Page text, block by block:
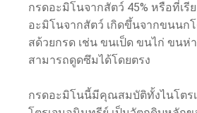
กรดอะมิโนจากสัตว์ 45% หรือที่เรี
อะมิโนจากสัตว์ เกิดขึ้นจากขนนก
สด้วยกรด เช่น ขนเป็ด ขนไก่ ขนห่
สามารถดูดซึมได้โดยตรง
กรดอะมิโนนี้มีคุณสมบัติทั้งไนโตร